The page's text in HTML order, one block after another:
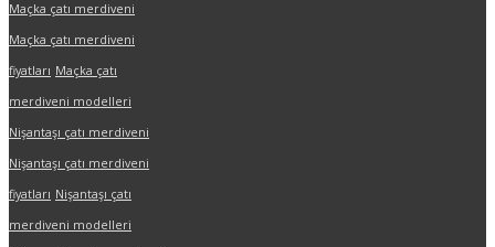
Maçka çatı merdiveni
Maçka çatı merdiveni
fiyatları Maçka çatı
merdiveni modelleri
Nişantaşı çatı merdiveni
Nişantaşı çatı merdiveni
fiyatları Nişantaşı çatı
merdiveni modelleri